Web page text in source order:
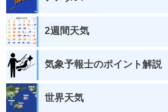
2週間天気
気象予報士のポイント解説
世界天気